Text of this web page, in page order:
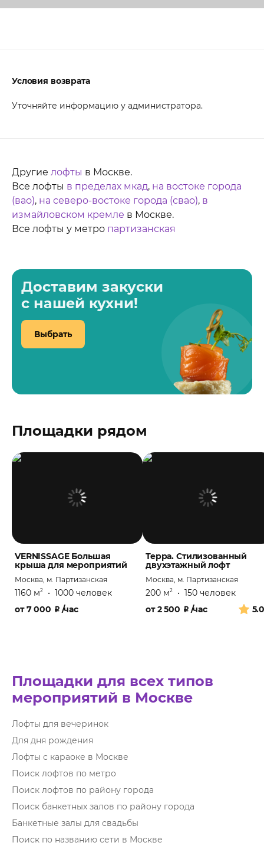
Условия возврата
Уточняйте информацию у администратора.
Другие лофты в Москве.
Все лофты в пределах мкад, на востоке города
(вао), на северо-востоке города (свао), в
измайловском кремле в Москве.
Все лофты у метро партизанская
Доставим закуски
с нашей кухни!
Выбрать
Площадки рядом
VERNISSAGE Большая
крыша для мероприятий
Москва, м. Партизанская
1160 м2 • 1000 человек
от7 000 ₽ /час
Терра. Стилизованный
двухэтажный лофт
Москва, м. Партизанская
200 м2 • 150 человек
от2 500 ₽ /час
Площадки для всех типов
мероприятий в Москве
Лофты для вечеринок
Для дня рождения
Лофты с караоке в Москве
Поиск лофтов по метро
Поиск лофтов по району города
Поиск банкетных залов по району города
Банкетные залы для свадьбы
Поиск по названию сети в Москве